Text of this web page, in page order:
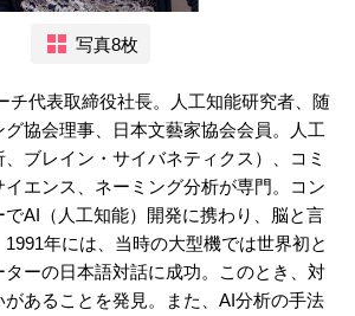
写真8枚
チ代表取締役社長。人工知能研究者、随
協会理事、日本文藝家協会会員。人工
ブレイン・サイバネティクス）、コミ
イエンス、ネーミング分析が専門。コン
でAI（人工知能）開発に携わり、脳と言
年には、当時の大型機では世界初と
ーの日本語対話に成功。このとき、対
あることを発見。また、AI分析の手法